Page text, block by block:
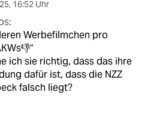
, 16:52 Uhr
Werbefilmchen pro
ich sie richtig, dass das ihre
dafür ist, dass die NZZ
falsch liegt?